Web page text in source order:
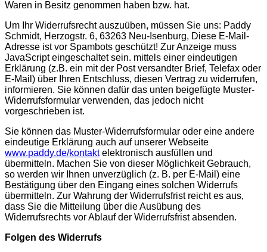
Waren in Besitz genommen haben bzw. hat.
Um Ihr Widerrufsrecht auszuüben, müssen Sie uns: Paddy
Schmidt, Herzogstr. 6, 63263 Neu-Isenburg, Diese E-Mail-
Adresse ist vor Spambots geschützt! Zur Anzeige muss
JavaScript eingeschaltet sein. mittels einer eindeutigen
Erklärung (z.B. ein mit der Post versandter Brief, Telefax oder
E-Mail) über Ihren Entschluss, diesen Vertrag zu widerrufen,
informieren. Sie können dafür das unten beigefügte Muster-
Widerrufsformular verwenden, das jedoch nicht
vorgeschrieben ist.
Sie können das Muster-Widerrufsformular oder eine andere
eindeutige Erklärung auch auf unserer Webseite
www.paddy.de/kontaktelektronisch ausfüllen und
übermitteln. Machen Sie von dieser Möglichkeit Gebrauch,
so werden wir Ihnen unverzüglich (z. B. per E-Mail) eine
Bestätigung über den Eingang eines solchen Widerrufs
übermitteln. Zur Wahrung der Widerrufsfrist reicht es aus,
dass Sie die Mitteilung über die Ausübung des
Widerrufsrechts vor Ablauf der Widerrufsfrist absenden.
Folgen des Widerrufs